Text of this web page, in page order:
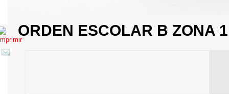
ORDEN ESCOLAR B ZONA